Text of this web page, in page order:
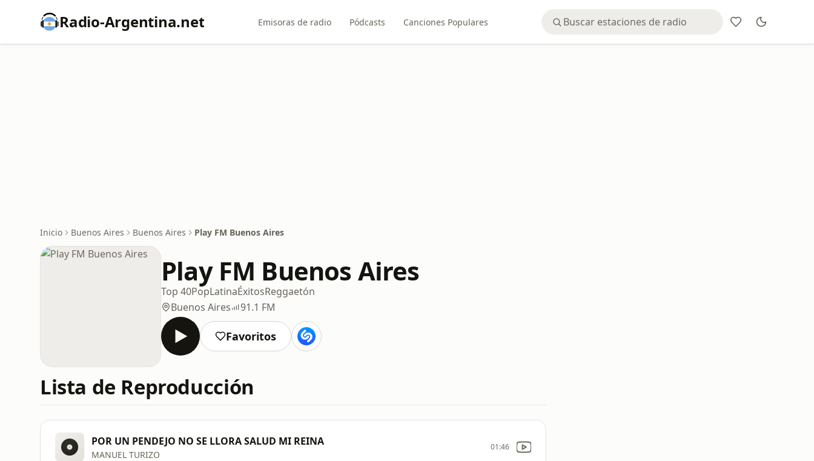
Radio-Argentina.net Emisoras de radio Pódcasts Canciones Populares
Inicio Buenos Aires Buenos Aires Play FM Buenos Aires
Play FM Buenos Aires
Top 40PopLatinaÉxitosReggaetón
Buenos Aires
91.1 FM
Favoritos
Lista de Reproducción
POR UN PENDEJO NO SE LLORA SALUD MI REINA
MANUEL TURIZO
01:46